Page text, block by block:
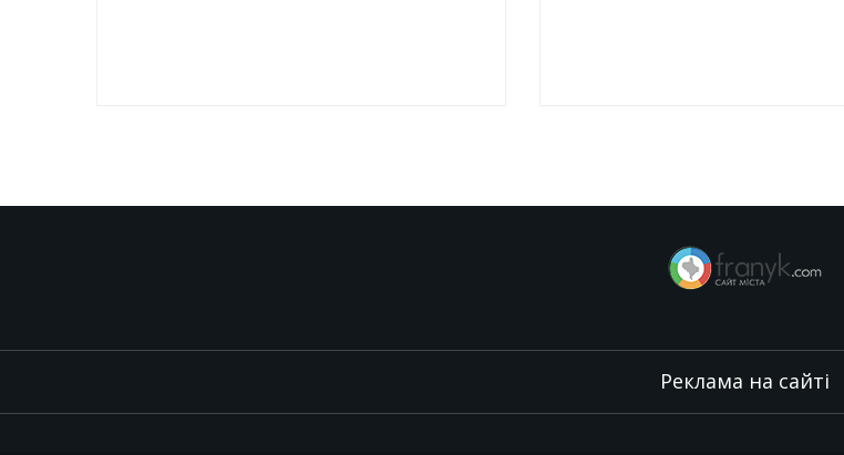
Реклама на сайті